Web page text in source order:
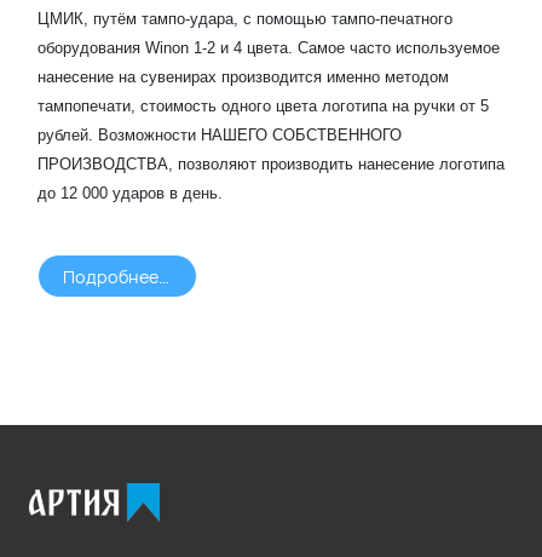
ЦМИК, путём тампо-удара, с помощью тампо-печатного
оборудования Winon 1-2 и 4 цвета. Самое часто используемое
нанесение на сувенирах производится именно методом
тампопечати, стоимость одного цвета логотипа на ручки от 5
рублей. Возможности НАШЕГО СОБСТВЕННОГО
ПРОИЗВОДСТВА, позволяют производить нанесение логотипа
до 12 000 ударов в день.
Подробнее >>>